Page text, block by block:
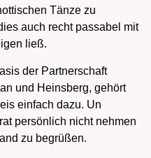
Tänze zu
auch recht passabel mit
ließ.
der Partnerschaft
und Heinsberg, gehört
einfach dazu. Un
persönlich nicht nehmen
zu begrüßen.